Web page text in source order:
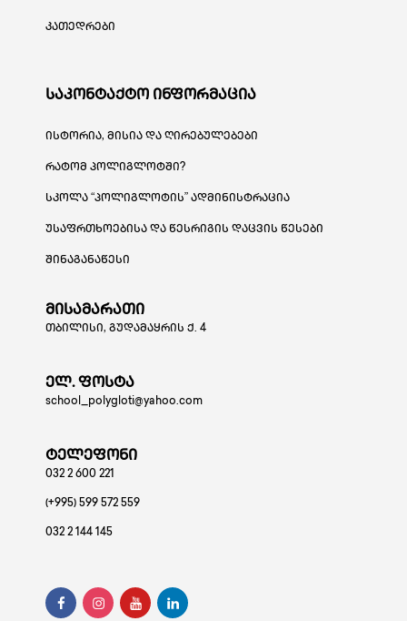
კათედრები
საკონტაქტო ინფორმაცია
ისტორია, მისია და ღირებულებები
რატომ პოლიგლოტში?
სკოლა “პოლიგლოტის” ადმინისტრაცია
უსაფრთხოებისა და წესრიგის დაცვის წესები
შინაგანაწესი
მისამარათი
თბილისი, გუდამაყრის ქ. 4
ელ. ფოსტა
school_polygloti@yahoo.com
ტელეფონი
032 2 600 221
(+995) 599 572 559
032 2 144 145